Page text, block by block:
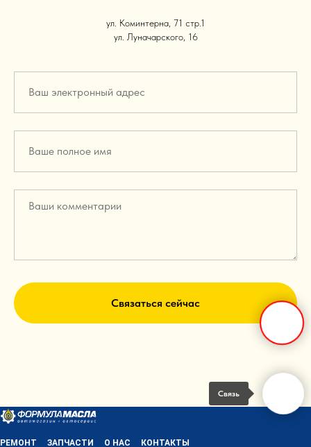
Связь
ул. Коминтерна, 71 стр.1
ул. Луначарского, 16
Связаться сейчас
РЕМОНТ ЗАПЧАСТИ О НАС КОНТАКТЫ